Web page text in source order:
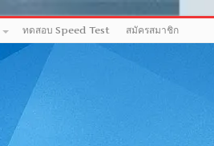
ทดสอบ Speed Test สมัครสมาชิก